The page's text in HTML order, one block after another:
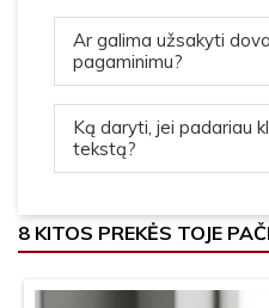
Ar galima užsakyti
pagaminimu?
Ką daryti, jei padariau
tekstą?
8 KITOS PREKĖS TOJE